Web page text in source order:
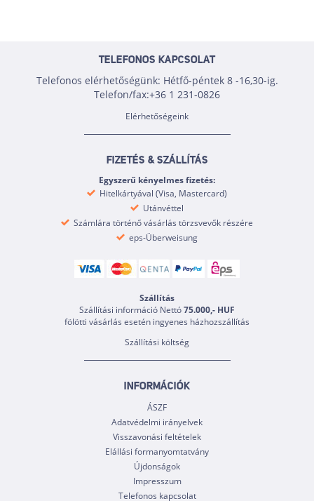
TELEFONOS KAPCSOLAT
Telefonos elérhetőségünk: Hétfő-péntek 8 -16,30-ig.
Telefon/fax:+36 1 231-0826
Elérhetőségeink
FIZETÉS & SZÁLLÍTÁS
Egyszerű kényelmes fizetés:
Hitelkártyával (Visa, Mastercard)
Utánvéttel
Számlára történő vásárlás törzsvevők részére
eps-Überweisung
Szállítás
Szállítási információ Nettó75.000,- HUF
fölötti vásárlás esetén ingyenes házhozszállítás
Szállítási költség
INFORMÁCIÓK
ÁSZF
Adatvédelmi irányelvek
Visszavonási feltételek
Elállási formanyomtatvány
Újdonságok
Impresszum
Telefonos kapcsolat